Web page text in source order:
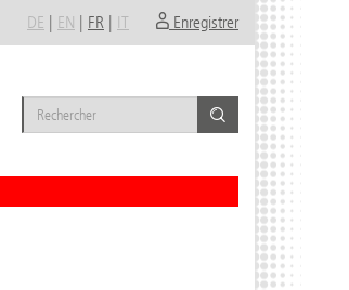
Enregistrer
DE | EN | FR | IT